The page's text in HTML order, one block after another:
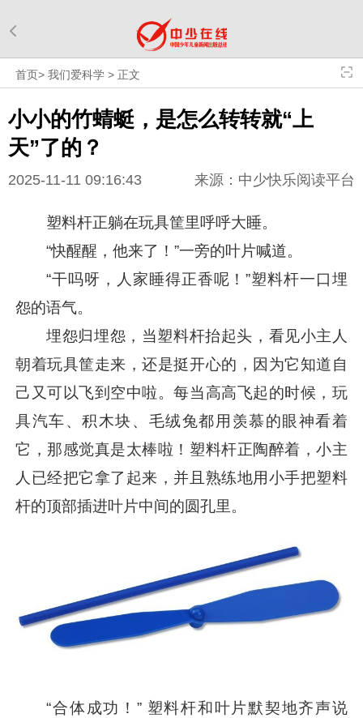
首页>我们爱科学 > 正文
小小的竹蜻蜓，是怎么转转就“上
天”了的？
2025-11-11 09:16:43 来源：中少快乐阅读平台
塑料杆正躺在玩具筐里呼呼大睡。
“快醒醒，他来了！”一旁的叶片喊道。
“干吗呀，人家睡得正香呢！”塑料杆一口埋
怨的语气。
埋怨归埋怨，当塑料杆抬起头，看见小主人
朝着玩具筐走来，还是挺开心的，因为它知道自
己又可以飞到空中啦。每当高高飞起的时候，玩
具汽车、积木块、毛绒兔都用羡慕的眼神看着
它，那感觉真是太棒啦！塑料杆正陶醉着，小主
人已经把它拿了起来，并且熟练地用小手把塑料
杆的顶部插进叶片中间的圆孔里。
“合体成功！” 塑料杆和叶片默契地齐声说